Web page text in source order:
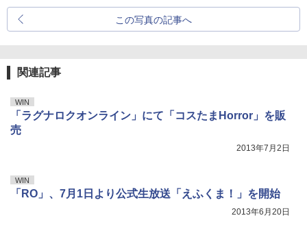
この写真の記事へ
関連記事
WIN
「ラグナロクオンライン」にて「コスたまHorror」を販
売
2013年7月2日
WIN
「RO」、7月1日より公式生放送「えふくま！」を開始
2013年6月20日